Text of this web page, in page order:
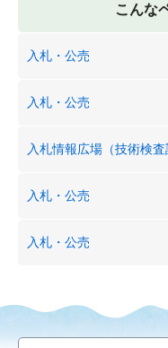
こんな
入札・公売
入札・公売
入札情報広場（技術検査
入札・公売
入札・公売